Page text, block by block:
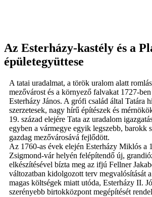
Az Esterházy-kastély és a
épületegyüttese
A tatai uradalmat, a török uralom alatt
mezővárost és a környező falvakat 1727-
Esterházy János. A grófi család által Tatára
szerzetesek, nagy hírű építészek és
19. század elejére Tata az uradalom
egyben a vármegye egyik legszebb, barokk
gazdag mezővárosává fejlődött.
Az 1760-as évek elején Esterházy Miklós a
Zsigmond-vár helyén felépítendő új,
elkészítésével bízta meg az ifjú Fellner
változatban kidolgozott terv megvalósítását
magas költségek miatt utóda, Esterházy II.
szerényebb birtokközpont megépítését